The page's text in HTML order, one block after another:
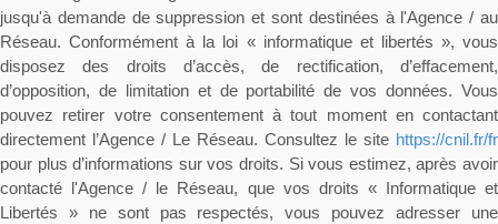
jusqu'à demande de suppression et sont destinées à l'Agence / au
Réseau. Conformément à la loi « informatique et libertés », vous
disposez des droits d’accès, de rectification, d’effacement,
d’opposition, de limitation et de portabilité de vos données. Vous
pouvez retirer votre consentement à tout moment en contactant
directement l’Agence / Le Réseau. Consultez le site https://cnil.fr/fr
pour plus d’informations sur vos droits. Si vous estimez, après avoir
contacté l'Agence / le Réseau, que vos droits « Informatique et
Libertés » ne sont pas respectés, vous pouvez adresser une